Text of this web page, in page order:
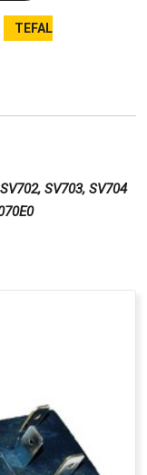
TEFAL
SV703, SV704